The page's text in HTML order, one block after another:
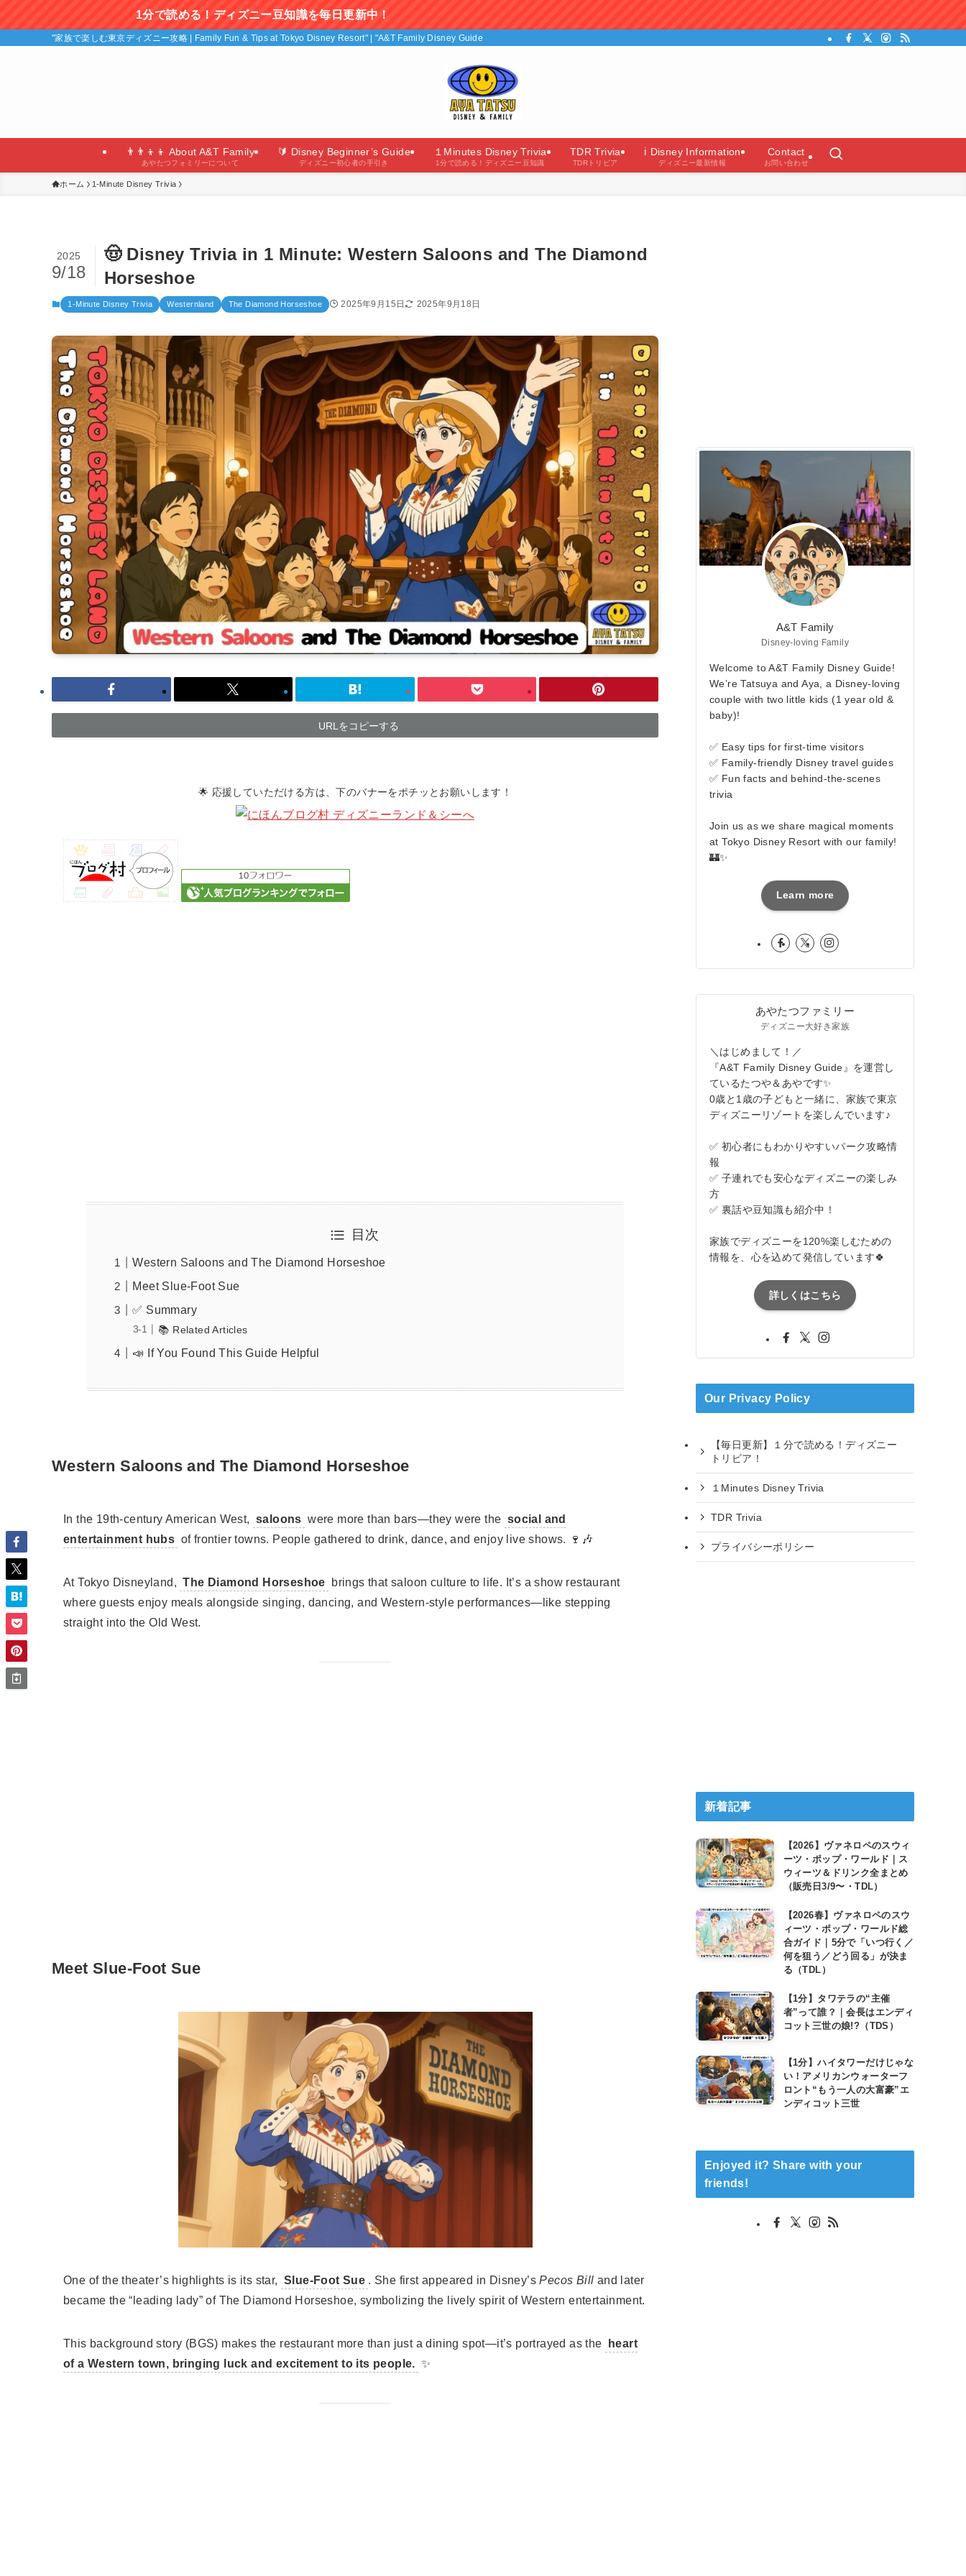
1分で読める！ディズニー豆知識を毎日更新中！
"家族で楽しむ東京ディズニー攻略 | Family Fun & Tips at Tokyo Disney Resort" | "A&T Family Disney Guide"（あやたつファミリーのディズニーガイド）
👨‍👨‍👦‍👦 About A&T Family
あやたつフォミリーについて
🔰 Disney Beginner’s Guide
ディズニー初心者の手引き
１Minutes Disney Trivia
1分で読める！ディズニー豆知識
TDR Trivia
TDRトリビア
ℹ️ Disney Information
ディズニー最新情報
Contact
お問い合わせ
ホーム 1-Minute Disney Trivia
🤠 Disney Trivia in 1 Minute: Western Saloons and The Diamond
Horseshoe
2025
9/18
1-Minute Disney Trivia Westernland The Diamond Horseshoe 2025年9月15日 2025年9月18日
URLをコピーする
🌟 応援していただける方は、下のバナーをポチッとお願いします！
目次
Western Saloons and The Diamond Horseshoe
Meet Slue-Foot Sue
✅ Summary
📚 Related Articles
📣 If You Found This Guide Helpful
Western Saloons and The Diamond Horseshoe
In the 19th-century American West, saloons were more than bars—they were the social and
entertainment hubs of frontier towns. People gathered to drink, dance, and enjoy live shows. 🍷🎶
At Tokyo Disneyland, The Diamond Horseshoe
brings that saloon culture to life. It’s a show restaurant
where guests enjoy meals alongside singing, dancing, and Western-style performances—like stepping
straight into the Old West.
Meet Slue-Foot Sue
One of the theater’s highlights is its star, Slue-Foot Sue . She first appeared in Disney’sPecos Bill and later
became the “leading lady” of The Diamond Horseshoe, symbolizing the lively spirit of Western entertainment.
This background story (BGS) makes the restaurant more than just a dining spot—it’s portrayed as the
heart
of a Western town, bringing luck and excitement to its people. ✨
A&T Family
Disney-loving Family
Welcome to A&T Family Disney Guide!
We’re Tatsuya and Aya, a Disney-loving
couple with two little kids (1 year old &
baby)!
✅ Easy tips for first-time visitors
✅ Family-friendly Disney travel guides
✅ Fun facts and behind-the-scenes
trivia
Join us as we share magical moments
at Tokyo Disney Resort with our family!
🏰✨
Learn more
あやたつファミリー
ディズニー大好き家族
＼はじめまして！／
『A&T Family Disney Guide』を運営し
ているたつや＆あやです✨
0歳と1歳の子どもと一緒に、家族で東京
ディズニーリゾートを楽しんでいます♪
✅ 初心者にもわかりやすいパーク攻略情
報
✅ 子連れでも安心なディズニーの楽しみ
方
✅ 裏話や豆知識も紹介中！
家族でディズニーを120%楽しむための
情報を、心を込めて発信しています🍀
詳しくはこちら
Our Privacy Policy
【毎日更新】１分で読める！ディズニー
トリビア！
１Minutes Disney Trivia
TDR Trivia
プライバシーポリシー
新着記事
【2026】ヴァネロペのスウィ
ーツ・ポップ・ワールド｜ス
ウィーツ＆ドリンク全まとめ
（販売日3/9〜・TDL）
【2026春】ヴァネロペのスウ
ィーツ・ポップ・ワールド総
合ガイド｜5分で「いつ行く／
何を狙う／どう回る」が決ま
る（TDL）
【1分】タワテラの“主催
者”って誰？｜会長はエンディ
コット三世の娘!?（TDS）
【1分】ハイタワーだけじゃな
い！アメリカンウォーターフ
ロント“もう一人の大富豪”エ
ンディコット三世
Enjoyed it? Share with your
friends!